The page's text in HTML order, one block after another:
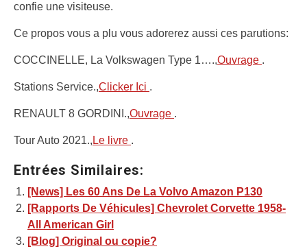
confie une visiteuse.
Ce propos vous a plu vous adorerez aussi ces parutions:
COCCINELLE, La Volkswagen Type 1….,Ouvrage .
Stations Service.,Clicker Ici .
RENAULT 8 GORDINI.,Ouvrage .
Tour Auto 2021., Le livre .
Entrées Similaires:
[News] Les 60 Ans De La Volvo Amazon P130
[Rapports De Véhicules] Chevrolet Corvette 1958-
All American Girl
[Blog] Original ou copie?